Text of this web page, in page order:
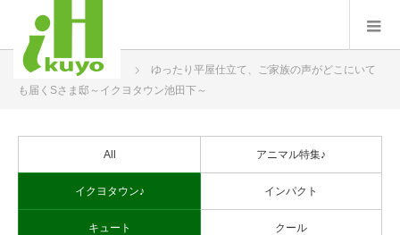
ホームプロジェクト
ゆったり平屋仕立て、ご家族の声がどこにいて
も届くSさま邸～イクヨタウン池田下～
All アニマル特集♪
イクヨタウン♪ インパクト
キュート クール